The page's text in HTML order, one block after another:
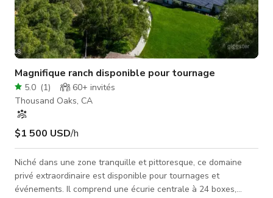
Magnifique ranch disponible pour tournage
5.0 (1) 60+ invités
Thousand Oaks, CA
$1 500 USD/h
Niché dans une zone tranquille et pittoresque, ce domaine
privé extraordinaire est disponible pour tournages et
événements. Il comprend une écurie centrale à 24 boxes,